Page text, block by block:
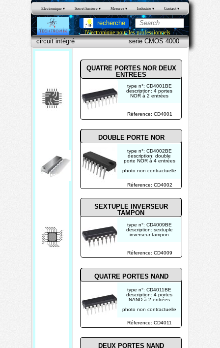
Electronique ▾ Son et lumiere ▾ Mesures ▾ Industrie ▾ Contact ▾
recherche
l'électronique pour les professionnels
circuit intégré
DEUX PORTES NAND
type n°: CD4011BE
description: 4 portes
NAND à 2 entrées
photo non contractuelle
Réference: CD4011
QUATRE PORTES NAND
type n°: CD4009BE
description: sextuple
inverseur tampon
type n°: CD4001BE
description: 4 portes
NOR à 2 entrées
Réference: CD4009
Réference: CD4001
SEXTUPLE INVERSEUR
TAMPON
QUATRE PORTES NOR DEUX
ENTREES
Réference: CD4002
DOUBLE PORTE NOR
type n°: CD4002BE
description: double
porte NOR à 4 entrées
photo non contractuelle
inté
gré
CM
OS
serie CMOS 4000